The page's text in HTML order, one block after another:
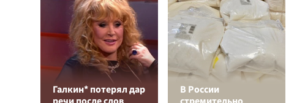
Галкин* потерял дар
В России